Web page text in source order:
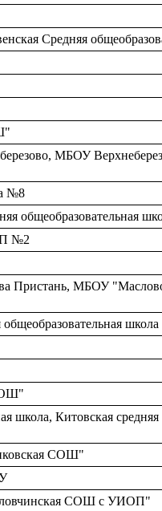
Средняя
МБОУ
№8
общеобразовательная
№2
Пристань, МБОУ
школа
школа, Китовская средняя
СОШ"
СОШ с УИОП"